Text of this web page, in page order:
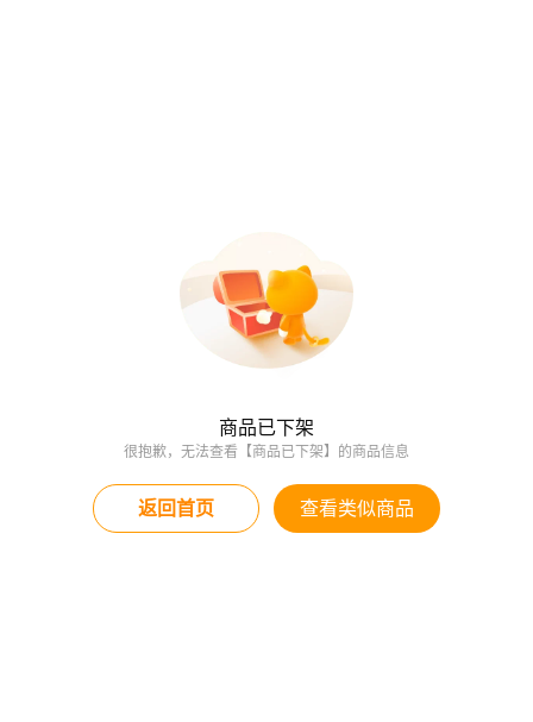
商品已下架
很抱歉，无法查看【商品已下架】的商品信息
返回首页 查看类似商品